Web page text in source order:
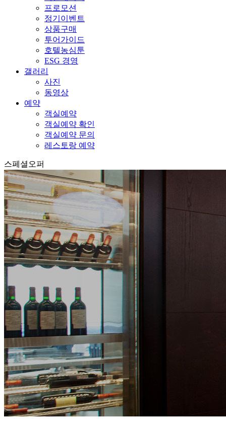
프로모션
정기이벤트
상품구매
투어가이드
호텔농심툰
ESG 경영
갤러리
사진
동영상
예약
객실예약
객실예약 확인
객실예약 문의
레스토랑 예약
스페셜오퍼